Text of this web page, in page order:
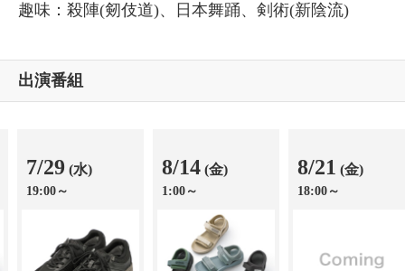
趣味：殺陣(剱伎道)、日本舞踊、剣術(新陰流)
出演番組
7/29 (水)
19:00～
8/14 (金)
1:00～
8/21 (金)
18:00～